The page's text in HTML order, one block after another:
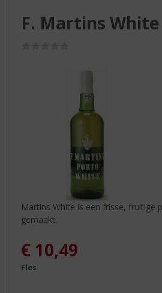
F. Martins White
Martins White is een frisse, fruitige
gemaakt.
€ 10,49
Fles